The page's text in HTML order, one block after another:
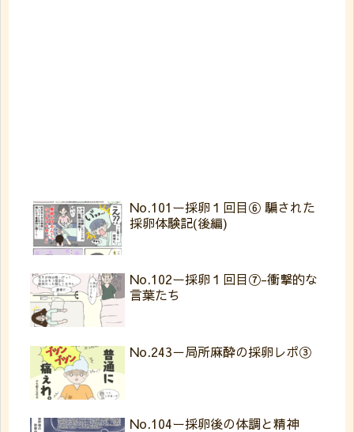
No.101ー採卵１回目⑥ 騙された
採卵体験記(後編)
No.102ー採卵１回目⑦-衝撃的な
言葉たち
No.243－局所麻酔の採卵レポ③
No.104ー採卵後の体調と精神